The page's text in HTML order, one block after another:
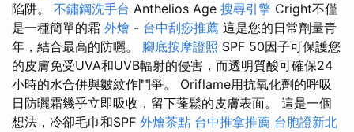
陷阱。 不鏽鋼洗手台 Anthelios Age 搜尋引擎 Cright不僅
是一種簡單的霜 外燴 - 台中刮痧推薦 這是您的日常劑量青
年，結合最高的防曬。 腳底按摩證照 SPF 50因子可保護您
的皮膚免受UVA和UVB輻射的侵害，而透明質酸可確保24
小時的水合併與皺紋作鬥爭。 Oriflame用抗氧化劑的呼吸
日防曬霜幾乎立即吸收，留下蓬鬆的皮膚表面。 這是一個
想法，冷卻毛巾和SPF 外燴茶點 台中推拿推薦 台胞證新北